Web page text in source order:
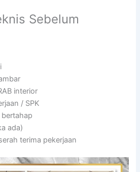
Sebelum
interior
/ SPK
ada)
terima pekerjaan